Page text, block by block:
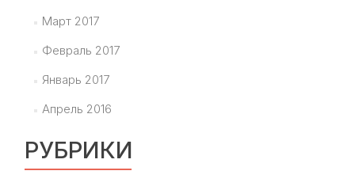
Март 2017
Февраль 2017
Январь 2017
Апрель 2016
РУБРИКИ